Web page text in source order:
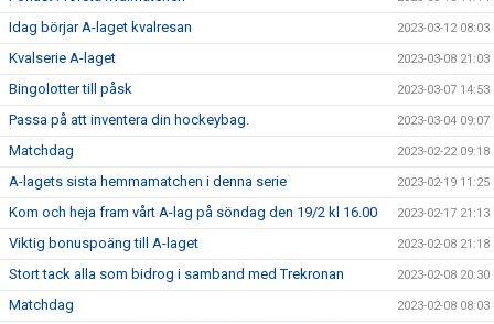
Idag börjar A-laget kvalresan 2023-03-12 08:03
Kvalserie A-laget 2023-03-08 21:03
Bingolotter till påsk 2023-03-07 14:53
Passa på att inventera din hockeybag. 2023-03-04 09:07
Matchdag 2023-02-22 09:18
A-lagets sista hemmamatchen i denna serie 2023-02-19 11:25
Kom och heja fram vårt A-lag på söndag den 19/2 kl 16.00 2023-02-17 21:13
Viktig bonuspoäng till A-laget 2023-02-08 21:18
Stort tack alla som bidrog i samband med Trekronan 2023-02-08 20:30
Matchdag 2023-02-08 08:03